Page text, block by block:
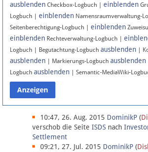
Facebook
Instagram
Anmelden
Datenschutz
Über Lobbypedia
Impressum
ausblenden Checkbox-Logbuch | einblenden
Logbuch | einblenden Namensraumverwaltung-
Seitenberechtigung-Logbuch | einblenden
einblenden Rechteverwaltung-Logbuch |
Logbuch | Begutachtung-Logbuch ausblenden |
ausblenden | Markierungs-Logbuch ausblenden
Logbuch ausblenden | Semantic-MediaWiki-
10:47, 26. Aug. 2015 DominikP (
verschob die Seite ISDS nach
Settlement
09:21, 27. Jul. 2015 DominikP (